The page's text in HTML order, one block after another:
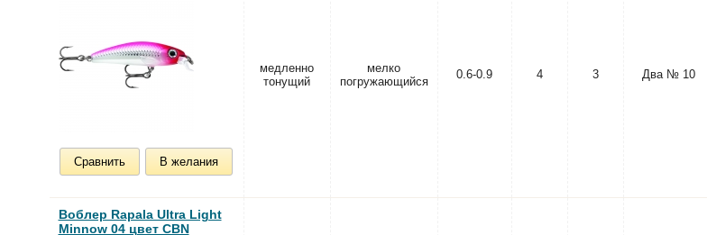
Сравнить В желания
медленно
тонущий
мелко
погружающийся
0.6-0.9 4 3 Два № 10
Воблер Rapala Ultra Light
Minnow 04 цвет CBN